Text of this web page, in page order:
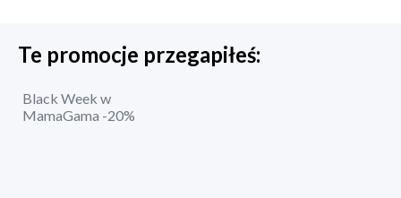
Te promocje przegapiłeś:
Black Week w
MamaGama -20%